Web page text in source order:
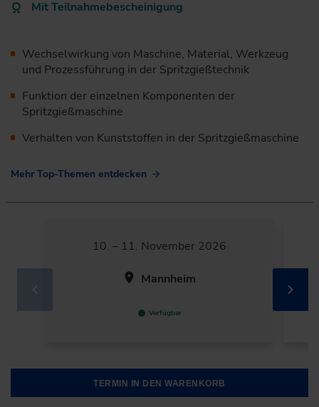
Mit Teilnahmebescheinigung
Wechselwirkung von Maschine, Material, Werkzeug
und Prozessführung in der Spritzgießtechnik
Funktion der einzelnen Komponenten der
Spritzgießmaschine
Verhalten von Kunststoffen in der Spritzgießmaschine
Mehr Top-Themen entdecken
10. – 11. November 2026
Mannheim
Verfügbar
TERMIN IN DEN WARENKORB